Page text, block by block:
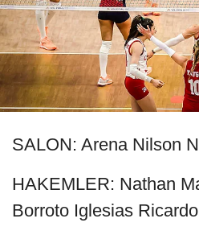
SALON: Arena Nilson
HAKEMLER: Nathan
Borroto Iglesias